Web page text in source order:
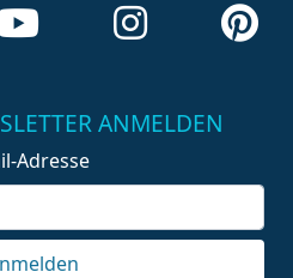
ANMELDEN
Adresse